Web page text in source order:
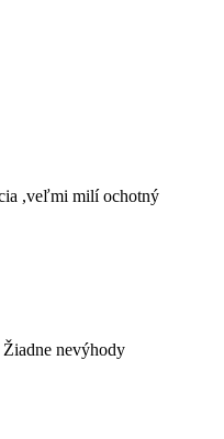
,veľmi milí ochotný
nevýhody